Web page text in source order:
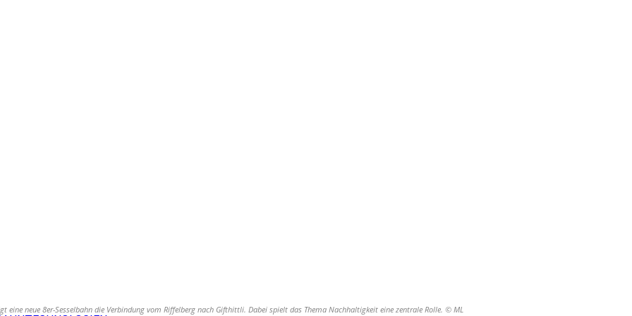
eine neue 8er-Sesselbahn die Verbindung vom Riffelberg nach Gifthittli. Dabei spielt das Thema Nachhaltigkeit eine zentrale Rolle. © ML